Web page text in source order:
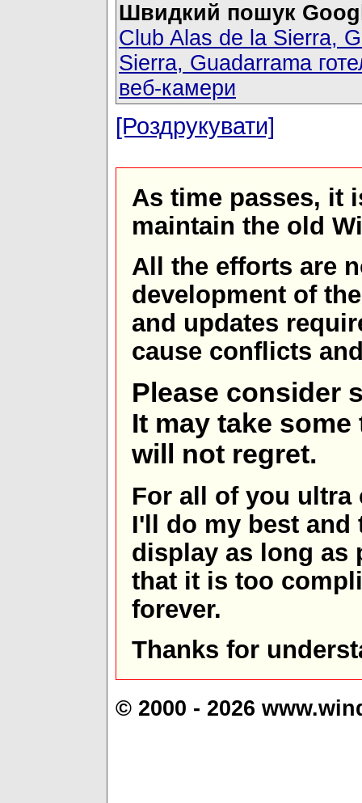
Швидкий пошук
Club Alas de la Sierra,
Sierra, Guadarrama
веб-камери
[Роздрукувати]
As time passes, it
maintain the old
All the efforts are
development of
and updates
cause conflicts
Please consider
It may take
will not regret.
For all of you ultra
I'll do my best and
display as long as
that it is too
forever.
Thanks for
© 2000 - 2026